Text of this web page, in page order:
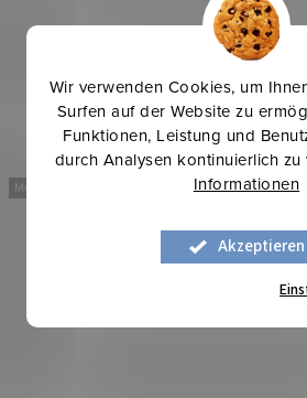
Wir verwenden Cookies, um
Surfen auf der Website zu
Funktionen, Leistung und
durch Analysen kontinuierlich zu
Informationen
Akzeptieren
Mehr für weniger Mehr für